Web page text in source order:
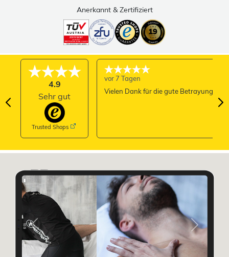
Anerkannt & Zertifiziert
4.9
Sehr gut
Trusted Shops
vor 7 Tagen
Vielen Dank für die gute Betrayung
Previous Next